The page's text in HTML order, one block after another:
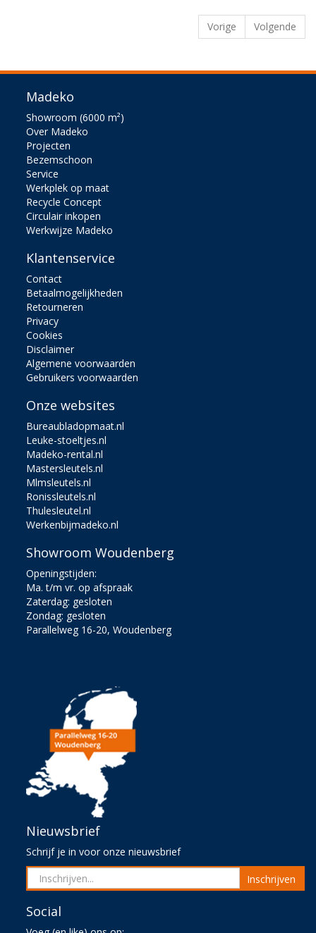
Vorige Volgende
Madeko
Showroom (6000 m²)
Over Madeko
Projecten
Bezemschoon
Service
Werkplek op maat
Recycle Concept
Circulair inkopen
Werkwijze Madeko
Klantenservice
Contact
Betaalmogelijkheden
Retourneren
Privacy
Cookies
Disclaimer
Algemene voorwaarden
Gebruikers voorwaarden
Onze websites
Bureaubladopmaat.nl
Leuke-stoeltjes.nl
Madeko-rental.nl
Mastersleutels.nl
Mlmsleutels.nl
Ronissleutels.nl
Thulesleutel.nl
Werkenbijmadeko.nl
Showroom Woudenberg
Openingstijden:
Ma. t/m vr. op afspraak
Zaterdag: gesloten
Zondag: gesloten
Parallelweg 16-20, Woudenberg
Nieuwsbrief
Schrijf je in voor onze nieuwsbrief
Inschrijven
Social